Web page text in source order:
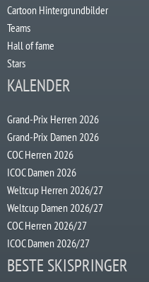
Cartoon Hintergrundbilder
Teams
Hall of fame
Stars
KALENDER
Grand-Prix Herren 2026
Grand-Prix Damen 2026
COC Herren 2026
ICOC Damen 2026
Weltcup Herren 2026/27
Weltcup Damen 2026/27
COC Herren 2026/27
ICOC Damen 2026/27
BESTE SKISPRINGER